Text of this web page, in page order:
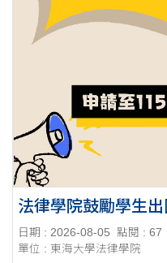
法律學院鼓勵學生
日期 : 2026-08-05
點閱 : 67
單位 : 東海大學法律學院